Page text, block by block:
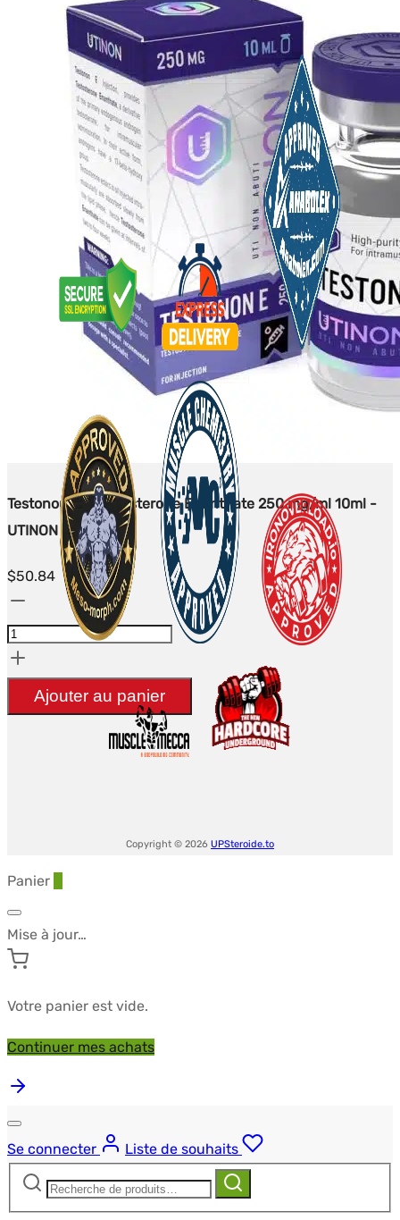
Testonon E - Testosterone Enanthate 250 mg/ml 10ml -
UTINON
$50.84
quantité
de
E
-
Testosterone
Ajouter au panier
Copyright © 2026 UPSteroide.to
Panier
Mise à jour…
Votre panier est vide.
Continuer mes achats
Se connecter
Liste de souhaits
Recherche
Recherche